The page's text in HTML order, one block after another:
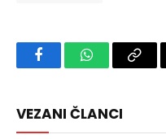
FacebookWhatsAppCopy
VEZANI ČLANCI